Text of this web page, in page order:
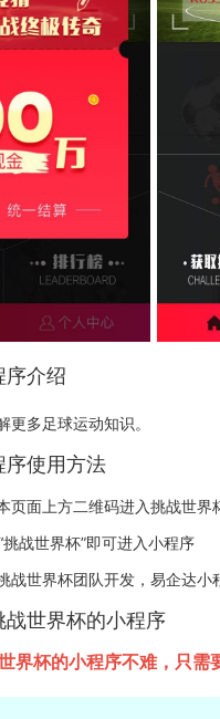
序介绍
更多足球运动知识。
序使用方法
页面上方二维码进入挑战世界
战世界杯”即可进入小程序
战世界杯团队开发，易企达
世界杯的小程序
界杯的小程序不难，只需